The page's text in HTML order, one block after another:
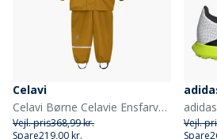
Celavi
Celavi Børne Celavie Ensfarvet PU Basis Regntøjs Sæt Buckthorn Brown
Vejl. pris368,99 kr.
Spare219,00 kr.
Vejl.
Spare